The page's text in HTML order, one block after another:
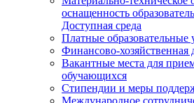
оснащенность
Доступная среда
Платные образовательные
Финансово-хозяйственная
Вакантные места для
обучающихся
Стипендии и меры
Международное